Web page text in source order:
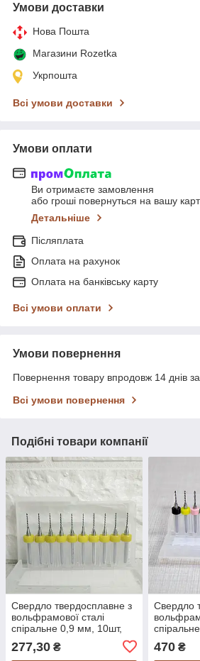
Умови доставки
Нова Пошта
Магазини Rozetka
Укрпошта
Всі умови доставки
Умови оплати
Ви отримаєте замовлення
або гроші повернуться на вашу
Детальніше
Післяплата
Оплата на рахунок
Оплата на банківську карту
Всі умови оплати
Умови повернення
Повернення товару впродовж 14 днів
Всі умови повернення
Подібні товари компанії
Свердло твердосплавне з
вольфрамової сталі
спіральне 0,9 мм, 10шт,
277,30 ₴
Свердло
470₴